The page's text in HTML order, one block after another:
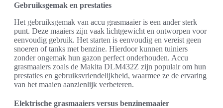
Gebruiksgemak en prestaties
Het gebruiksgemak van accu grasmaaier is een ander sterk
punt. Deze maaiers zijn vaak lichtgewicht en ontworpen voor
eenvoudig gebruik. Het starten is eenvoudig en vereist geen
snoeren of tanks met benzine. Hierdoor kunnen tuiniers
zonder ongemak hun gazon perfect onderhouden. Accu
grasmaaiers zoals de Makita DLM432Z zijn populair om hun
prestaties en gebruiksvriendelijkheid, waarmee ze de ervaring
van het maaien aanzienlijk verbeteren.
Elektrische grasmaaiers versus benzinemaaier